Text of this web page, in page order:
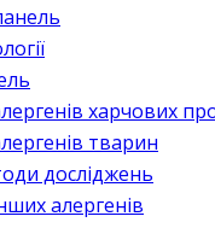
харчових
тварин
досліджень
алергенів